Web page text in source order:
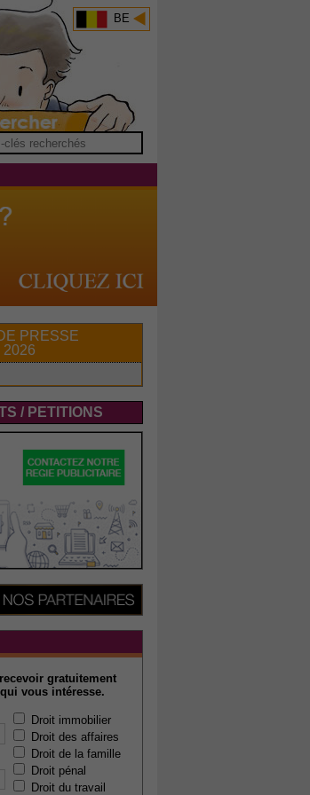
BE
PRESSE
2026
/ PETITIONS
gratuitement
vous intéresse.
Droit immobilier
Droit des affaires
Droit de la famille
Droit pénal
Droit du travail